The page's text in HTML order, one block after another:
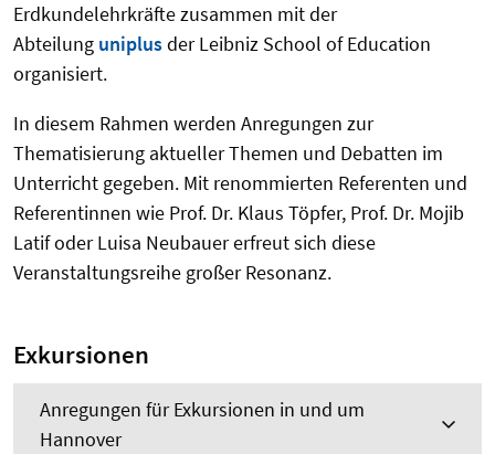
Erdkundelehrkräfte zusammen mit der
Abteilung uniplusder Leibniz School of Education
organisiert.
In diesem Rahmen werden Anregungen zur
Thematisierung aktueller Themen und Debatten im
Unterricht gegeben. Mit renommierten Referenten und
Referentinnen wie Prof. Dr. Klaus Töpfer, Prof. Dr. Mojib
Latif oder Luisa Neubauer erfreut sich diese
Veranstaltungsreihe großer Resonanz.
Exkursionen
Anregungen für Exkursionen in und um
Hannover